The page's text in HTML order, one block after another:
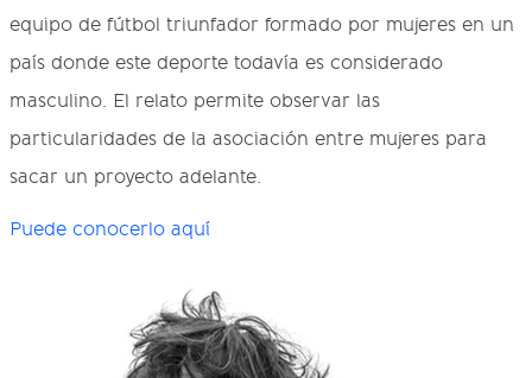
equipo de fútbol triunfador formado por mujeres en un
país donde este deporte todavía es considerado
masculino. El relato permite observar las
particularidades de la asociación entre mujeres para
sacar un proyecto adelante.
Puede conocerlo aquí